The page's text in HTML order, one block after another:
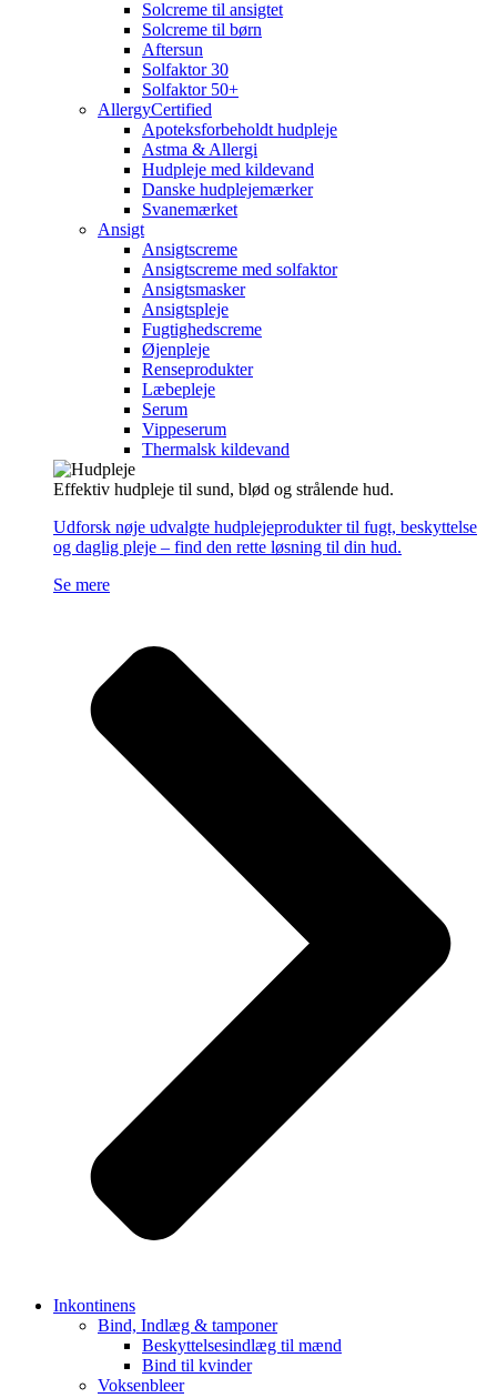
Solcreme til ansigtet
Solcreme til børn
Aftersun
Solfaktor 30
Solfaktor 50+
AllergyCertified
Apoteksforbeholdt hudpleje
Astma & Allergi
Hudpleje med kildevand
Danske hudplejemærker
Svanemærket
Ansigt
Ansigtscreme
Ansigtscreme med solfaktor
Ansigtsmasker
Ansigtspleje
Fugtighedscreme
Øjenpleje
Renseprodukter
Læbepleje
Serum
Vippeserum
Thermalsk kildevand
Effektiv hudpleje til sund, blød og strålende hud.
Udforsk nøje udvalgte hudplejeprodukter til fugt, beskyttelse
og daglig pleje – find den rette løsning til din hud.
Se mere
Inkontinens
Bind, Indlæg & tamponer
Beskyttelsesindlæg til mænd
Bind til kvinder
Voksenbleer